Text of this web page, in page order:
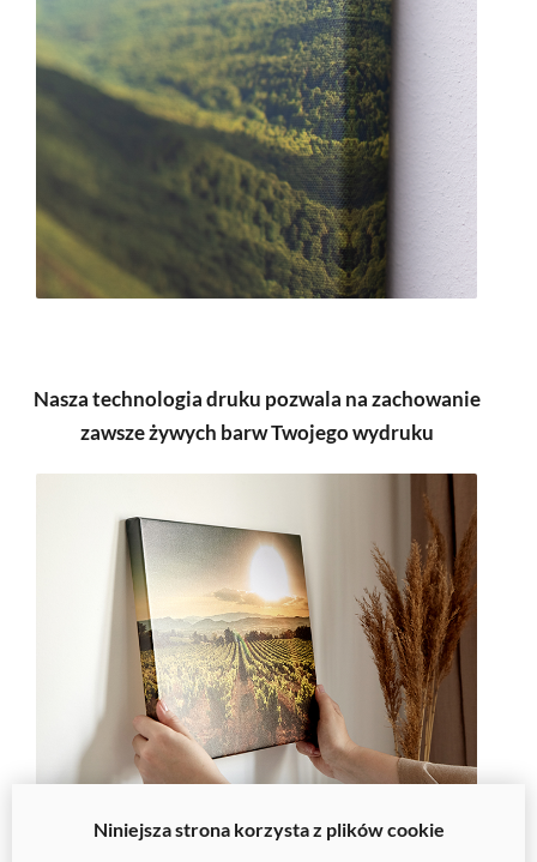
Nasza technologia druku pozwala na zachowanie
zawsze żywych barw Twojego wydruku
Niniejsza strona korzysta z plików cookie